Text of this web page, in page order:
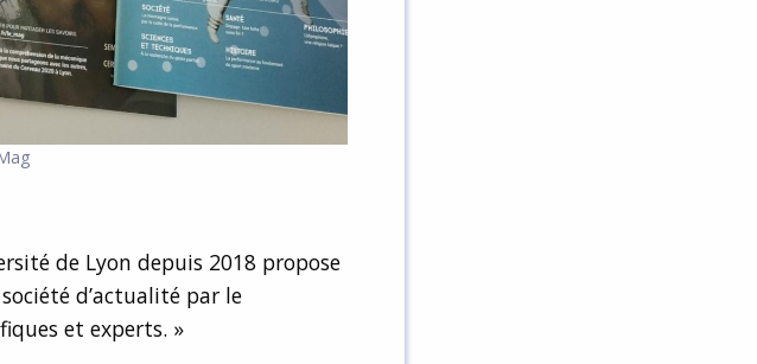
de Lyon depuis 2018 propose
d’actualité par le
et experts. »